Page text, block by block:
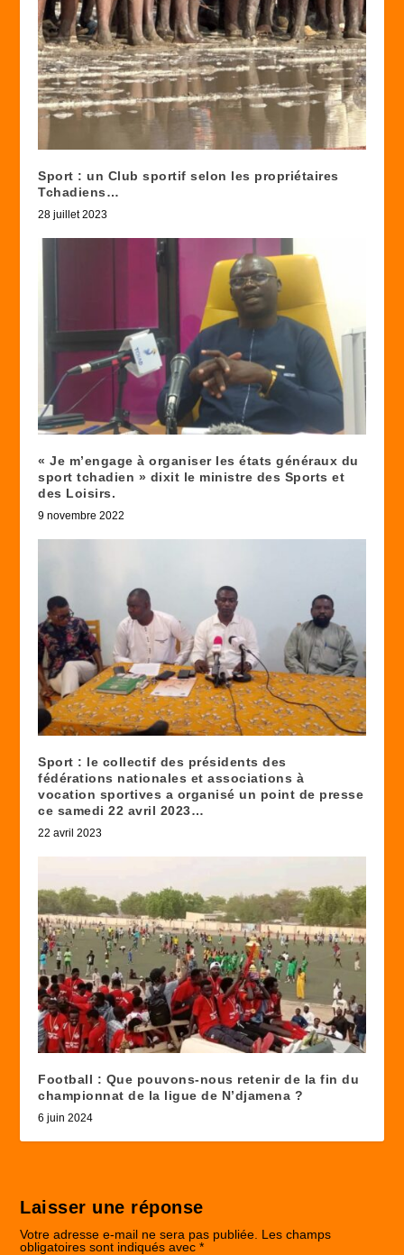
Sport : un Club sportif selon les propriétaires
Tchadiens…
28 juillet 2023
« Je m’engage à organiser les états généraux du
sport tchadien » dixit le ministre des Sports et
des Loisirs.
9 novembre 2022
Sport : le collectif des présidents des
fédérations nationales et associations à
vocation sportives a organisé un point de presse
ce samedi 22 avril 2023…
22 avril 2023
Football : Que pouvons-nous retenir de la fin du
championnat de la ligue de N’djamena ?
6 juin 2024
Laisser une réponse
Votre adresse e-mail ne sera pas publiée. Les champs
obligatoires sont indiqués avec*